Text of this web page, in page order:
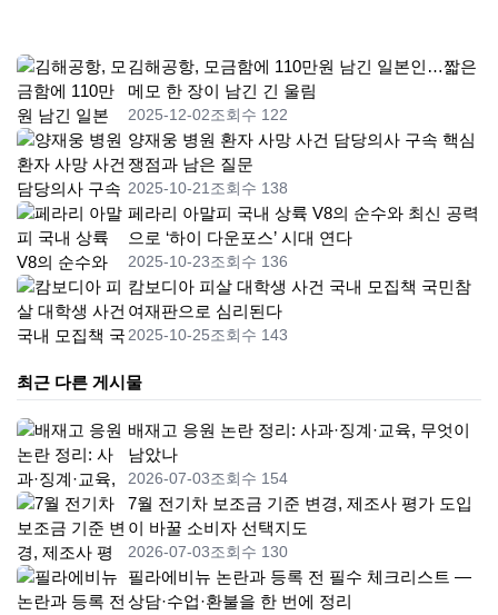
김해공항, 모금함에 110만원 남긴 일본인…짧은
메모 한 장이 남긴 긴 울림
2025-12-02조회수 122
양재웅 병원 환자 사망 사건 담당의사 구속 핵심
쟁점과 남은 질문
2025-10-21조회수 138
페라리 아말피 국내 상륙 V8의 순수와 최신 공력
으로 ‘하이 다운포스’ 시대 연다
2025-10-23조회수 136
캄보디아 피살 대학생 사건 국내 모집책 국민참
여재판으로 심리된다
2025-10-25조회수 143
최근 다른 게시물
배재고 응원 논란 정리: 사과·징계·교육, 무엇이
남았나
2026-07-03조회수 154
7월 전기차 보조금 기준 변경, 제조사 평가 도입
이 바꿀 소비자 선택지도
2026-07-03조회수 130
필라에비뉴 논란과 등록 전 필수 체크리스트 —
상담·수업·환불을 한 번에 정리